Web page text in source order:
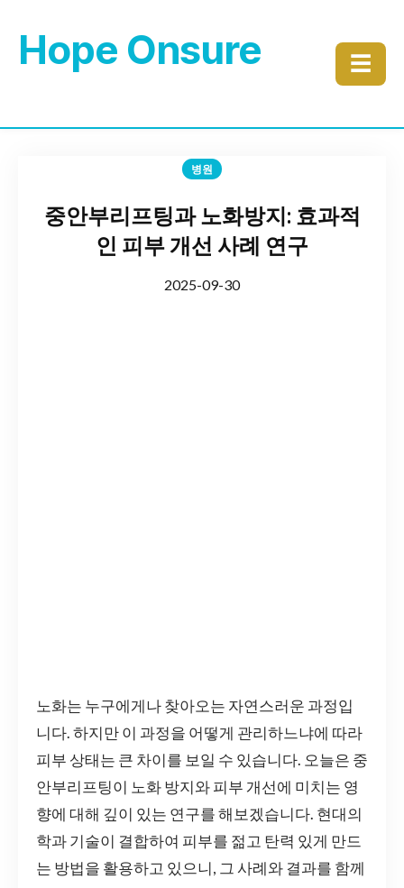
Hope Onsure ☰
병원
중안부리프팅과 노화방지: 효과적
인 피부 개선 사례 연구
2025-09-30
노화는 누구에게나 찾아오는 자연스러운 과정입
니다. 하지만 이 과정을 어떻게 관리하느냐에 따라
피부 상태는 큰 차이를 보일 수 있습니다. 오늘은 중
안부리프팅이 노화 방지와 피부 개선에 미치는 영
향에 대해 깊이 있는 연구를 해보겠습니다. 현대의
학과 기술이 결합하여 피부를 젊고 탄력 있게 만드
는 방법을 활용하고 있으니, 그 사례와 결과를 함께